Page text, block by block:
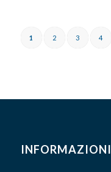
1 2 3 4
INFORMAZIONI